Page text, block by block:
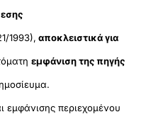
1993), αποκλειστικά για
εμφάνιση της πηγής
εμφάνισης περιεχομένου